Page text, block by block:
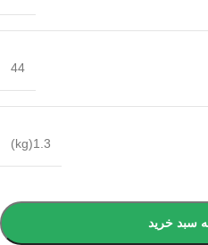
44
1.3(kg)
سبد خرید